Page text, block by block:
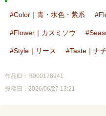
Color｜青・水色・紫系
Flower｜カスミソウ
Style｜リース Taste｜ナ
作品ID：R000178941
投稿日：2026/06/27 13:21